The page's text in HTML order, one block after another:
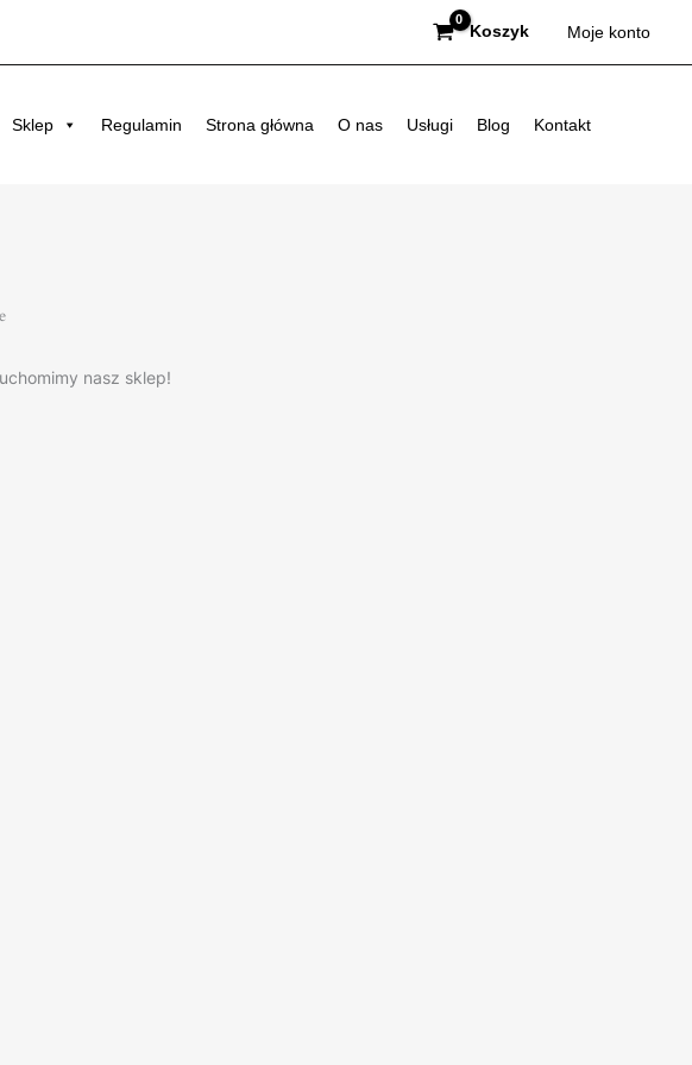
Koszyk Moje konto
Sklep Regulamin Strona główna O nas Usługi Blog Kontakt
nasz sklep!